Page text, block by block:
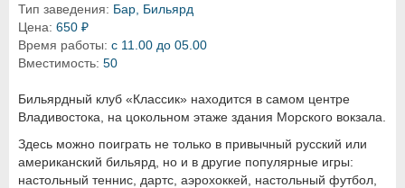
Тип заведения: Бар, Бильярд
Цена: 650 ₽
Время работы: с 11.00 до 05.00
Вместимость: 50
Бильярдный клуб «Классик» находится в самом центре
Владивостока, на цокольном этаже здания Морского вокзала.
Здесь можно поиграть не только в привычный русский или
американский бильярд, но и в другие популярные игры:
настольный теннис, дартс, аэрохоккей, настольный футбол,